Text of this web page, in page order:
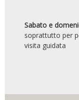
Sabato e
soprattutto per
visita guidata